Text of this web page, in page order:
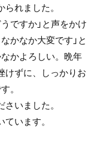
れました。
ですか」と声をかけ
かなか大変です」と
かよろしい。晩年
けずに、しっかりお
。
いました。
います。